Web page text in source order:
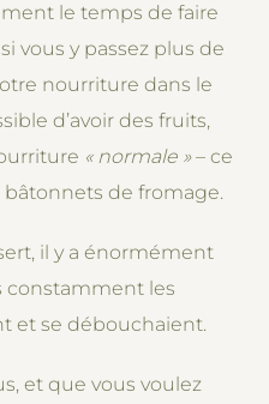
le temps de faire
vous y passez plus de
nourriture dans le
d’avoir des fruits,
« normale »– ce
bâtonnets de fromage.
il y a énormément
constamment les
et se débouchaient.
et que vous voulez